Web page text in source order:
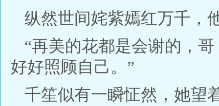
纵然世间姹紫嫣红万千，
“再美的花都是会谢的，
好好照顾自己。”
千笙似有一瞬怔然，她望